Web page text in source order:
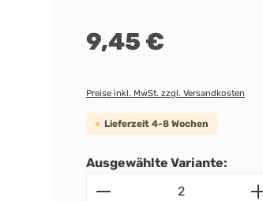
Regulärer Preis:
9,45 €
Preise inkl. MwSt. zzgl. Versandkosten
Lieferzeit 4-8 Wochen
Ausgewählte Variante:
Produkt Anzahl: